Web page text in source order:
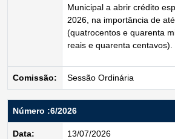
Municipal a abrir crédito
2026, na importância de
(quatrocentos e quarenta
reais e quarenta centavos).
Comissão: Sessão Ordinária
Número :6/2026
Data: 13/07/2026